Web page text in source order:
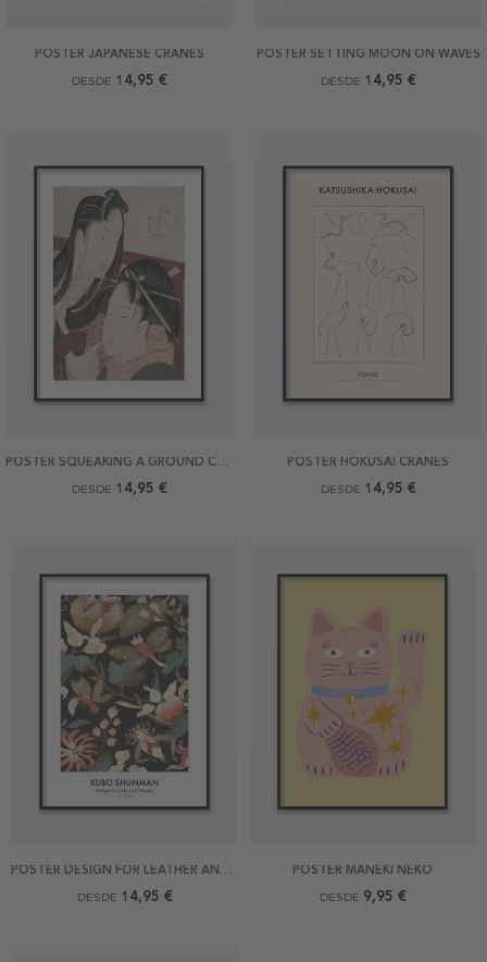
POSTER JAPANESE CRANES
DESDE 14,95 €
POSTER SETTING MOON ON WAVES
DESDE 14,95 €
POSTER SQUEAKING A GROUND CHERRY
DESDE 14,95 €
POSTER HOKUSAI CRANES
DESDE 14,95 €
POSTER DESIGN FOR LEATHER AND NETSUKE
DESDE 14,95 €
POSTER MANEKI NEKO
DESDE 9,95 €